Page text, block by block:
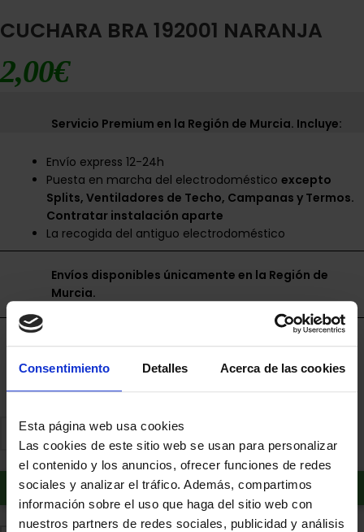
Consentimiento Detalles Acerca de las cookies
Esta página web usa cookies
Las cookies de este sitio web se usan para personalizar
el contenido y los anuncios, ofrecer funciones de redes
sociales y analizar el tráfico. Además, compartimos
información sobre el uso que haga del sitio web con
nuestros partners de redes sociales, publicidad y análisis
CUCHARA BRA 192001 NARANJA
2,00€
Servicio Premium en la Región de Murcia. Incluye:
Envío express 12-24h
Puesta en marcha del electrodomésticoexcepto
Splits, Ventiladores de Techo, Campanas y Termos.
Contratar instalación aparte
La recogida del antiguo electrodoméstico
Envíos disponibles únicamente en la Región de
Murcia.
Financia a plazos con Cetelem
+ info
Añadir al carrito